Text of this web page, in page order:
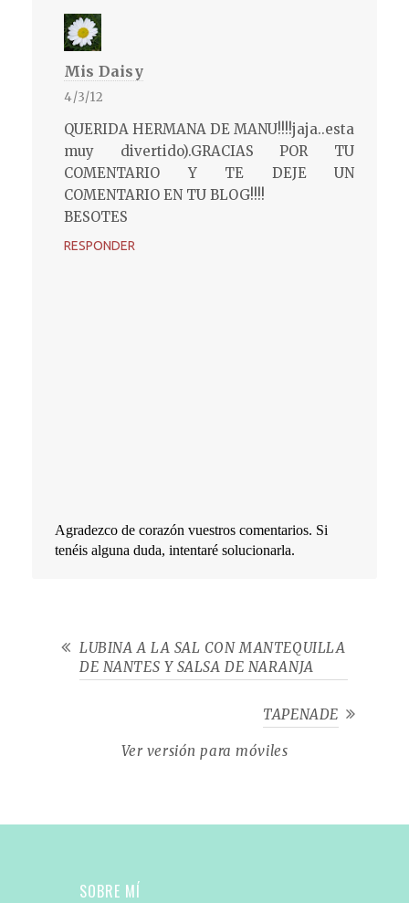
Mis Daisy
4/3/12
QUERIDA HERMANA DE MANU!!!!jaja..esta
muy divertido).GRACIAS POR TU
COMENTARIO Y TE DEJE UN
COMENTARIO EN TU BLOG!!!!
BESOTES
RESPONDER
Agradezco de corazón vuestros comentarios. Si
tenéis alguna duda, intentaré solucionarla.
LUBINA A LA SAL CON MANTEQUILLA
DE NANTES Y SALSA DE NARANJA
TAPENADE
Ver versión para móviles
SOBRE MÍ